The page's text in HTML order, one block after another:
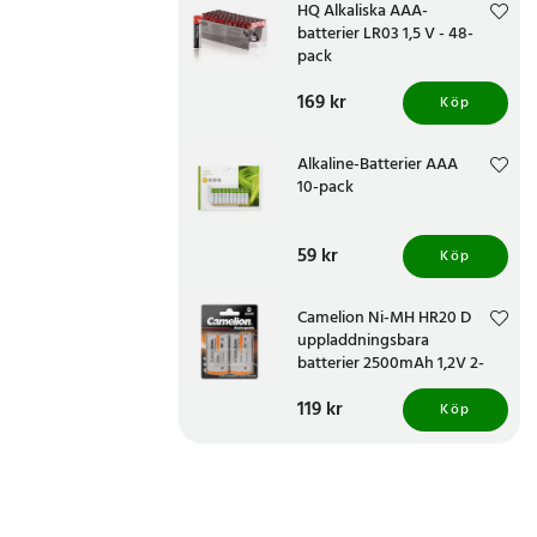
HQ Alkaliska AAA-
batterier LR03 1,5 V - 48-
pack
Pris :169 kr
169 kr Köp
Alkaline-Batterier AAA
10-pack
Pris:59 kr
59 kr Köp
Camelion Ni-MH HR20 D
uppladdningsbara
batterier 2500mAh 1,2V 2-
Pris :119 kr
119 kr Köp